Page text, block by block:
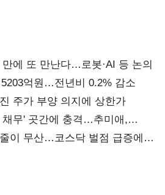
에 또 만난다…로봇·AI 등 논의
억원…전년비 0.2% 감소
주가 부양 의지에 상한가
무' 곳간에 충격…추미애,
언 승부수
이 무산…코스닥 벌점 급증에